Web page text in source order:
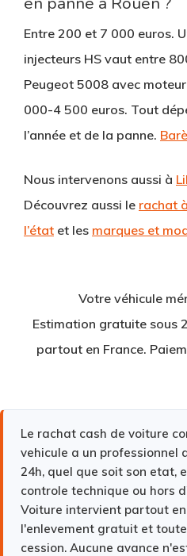
Entre 200 et 7 000 euros.
injecteurs HS vaut entre
Peugeot 5008 avec
000-4 500 euros. Tout
l’année et de la panne.
Nous intervenons aussi à
Découvrez aussi le rachat
l’état et les marques et
Votre véhicule
Estimation gratuite sous
partout en France.
Le rachat cash de voiture
vehicule a un professionnel
24h, quel que soit son etat,
controle technique ou hors
Voiture intervient partout
l'enlevement gratuit et
cession. Aucune avance